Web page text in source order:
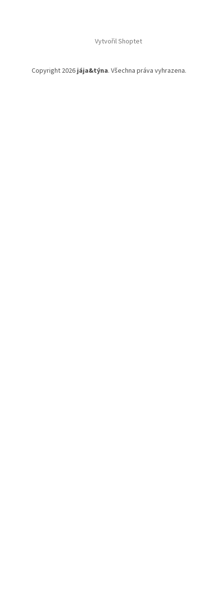
Vytvořil Shoptet
Copyright 2026jája&týna. Všechna práva vyhrazena.